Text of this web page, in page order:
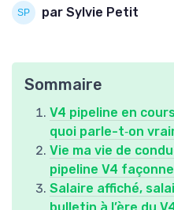
par Sylvie Petit
Sommaire
V4 pipeline en
quoi parle-t‑on
Vie ma vie de
pipeline V4
Salaire affiché,